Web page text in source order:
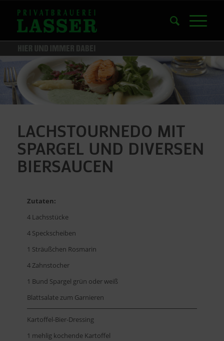
LACHSTOURNEDO MIT
SPARGEL UND DIVERSEN
BIERSAUCEN
Zutaten:
4 Lachsstücke
4 Speckscheiben
1 Sträußchen Rosmarin
4 Zahnstocher
1 Bund Spargel grün oder weiß
Blattsalate zum Garnieren
Kartoffel-Bier-Dressing
1 mehlig kochende Kartoffel